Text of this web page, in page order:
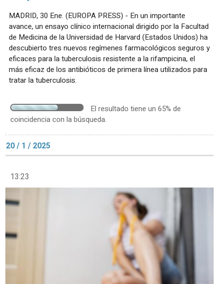
MADRID, 30 Ene. (EUROPA PRESS) - En un importante
avance, un ensayo clínico internacional dirigido por la Facultad
de Medicina de la Universidad de Harvard (Estados Unidos) ha
descubierto tres nuevos regímenes farmacológicos seguros y
eficaces para la tuberculosis resistente a la rifampicina, el
más eficaz de los antibióticos de primera línea utilizados para
tratar la tuberculosis.
El resultado tiene un 65% de
coincidencia con la búsqueda.
20 / 1 / 2025
13:23